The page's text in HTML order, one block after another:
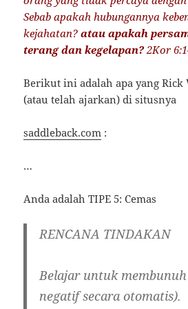
Sebab apakah hubungannya
kejahatan?atau apakah
terang dan kegelapan?2Kor
Berikut ini adalah apa yang Rick
(atau telah ajarkan) di situsnya
saddleback.com :
…
Anda adalah TIPE 5: Cemas
RENCANA TINDAKAN
Belajar untuk
negatif secara otomatis).